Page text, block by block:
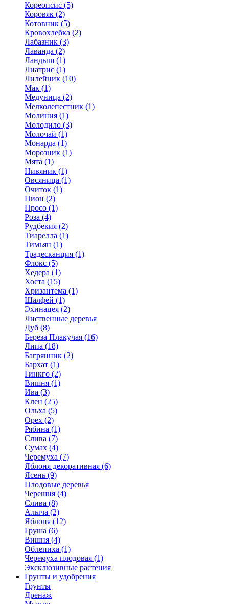
Кореопсис (5)
Коровяк (2)
Котовник (5)
Кровохлебка (2)
Лабазник (3)
Лаванда (2)
Ландыш (1)
Лиатрис (1)
Лилейник (10)
Мак (1)
Медуница (2)
Мелколепестник (1)
Молиния (1)
Молодило (3)
Молочай (1)
Монарда (1)
Морозник (1)
Мята (1)
Нивяник (1)
Овсяница (1)
Очиток (1)
Пион (2)
Просо (1)
Роза (4)
Рудбекия (2)
Тиарелла (1)
Тимьян (1)
Традесканция (1)
Флокс (5)
Хедера (1)
Хоста (15)
Хризантема (1)
Шалфей (1)
Эхинацея (2)
Лиственные деревья
Дуб (8)
Береза Плакучая (16)
Липа (18)
Багрянник (2)
Бархат (1)
Гинкго (2)
Вишня (1)
Ива (3)
Клен (25)
Ольха (5)
Орех (2)
Рябина (1)
Слива (7)
Сумах (4)
Черемуха (7)
Яблоня декоративная (6)
Ясень (9)
Плодовые деревья
Черешня (4)
Слива (8)
Алыча (2)
Яблоня (12)
Груша (6)
Вишня (4)
Облепиха (1)
Черемуха плодовая (1)
Эксклюзивные растения
Грунты и удобрения
Грунты
Дренаж